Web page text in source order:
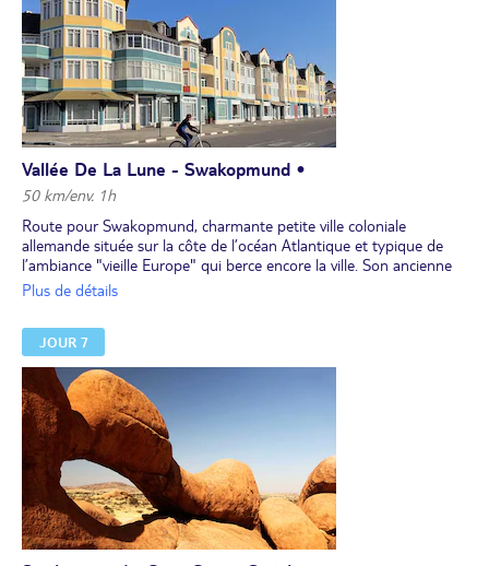
Vallée De La Lune - Swakopmund •
50 km/env. 1h
Route pour Swakopmund, charmante petite ville coloniale
allemande située sur la côte de l’océan Atlantique et typique de
l’ambiance "vieille Europe" qui berce encore la ville. Son ancienne
gare, datant de 1901, reste un symbole important. Swakopmund
activités sont possibles (en option) (consultez la fiche technique du
circuit).
Déjeuner et dîner libres.
Nuit en guesthouse.
Plus de détails
JOUR 7